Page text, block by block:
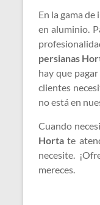
En la gama
en aluminio.
persianas
hay que
clientes
no está en
Cuando
Horta te
necesite.
mereces.